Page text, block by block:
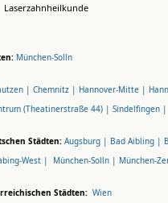
Laserzahnheilkunde
München-Solln
| Chemnitz | Hannover-Mitte |
(Theatinerstraße 44) | Sindelfingen |
Städten: Augsburg | Bad Aibling |
West | München-Solln | München-
Städten: Wien